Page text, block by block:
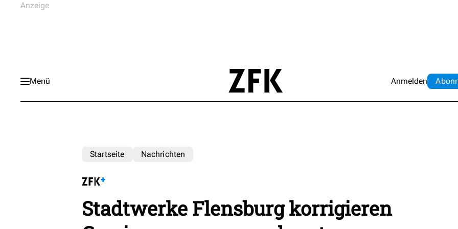
Menü Anmelden Abo
Startseite Nachrichten
Stadtwerke Flensburg korrigieren